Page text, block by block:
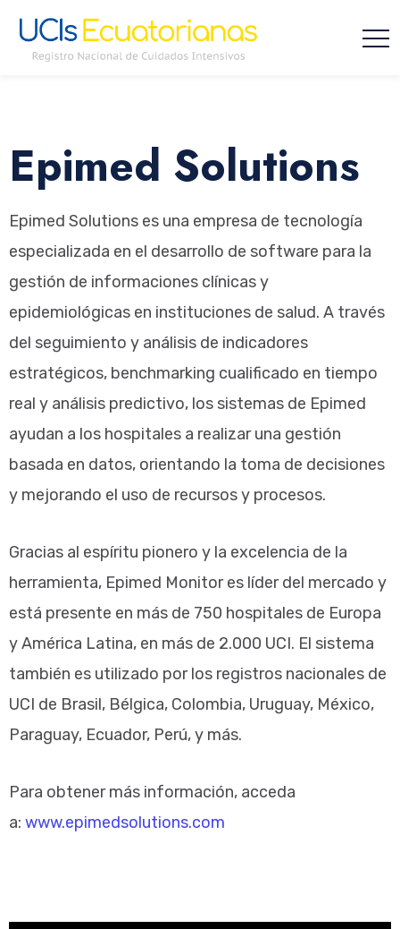
Epimed Solutions
Epimed Solutions es una empresa de tecnología
especializada en el desarrollo de software para la
gestión de informaciones clínicas y
epidemiológicas en instituciones de salud. A través
del seguimiento y análisis de indicadores
estratégicos, benchmarking cualificado en tiempo
real y análisis predictivo, los sistemas de Epimed
ayudan a los hospitales a realizar una gestión
basada en datos, orientando la toma de decisiones
y mejorando el uso de recursos y procesos.
Gracias al espíritu pionero y la excelencia de la
herramienta, Epimed Monitor es líder del mercado y
está presente en más de 750 hospitales de Europa
y América Latina, en más de 2.000 UCI. El sistema
también es utilizado por los registros nacionales de
UCI de Brasil, Bélgica, Colombia, Uruguay, México,
Paraguay, Ecuador, Perú, y más.
Para obtener más información, acceda
a: www.epimedsolutions.com